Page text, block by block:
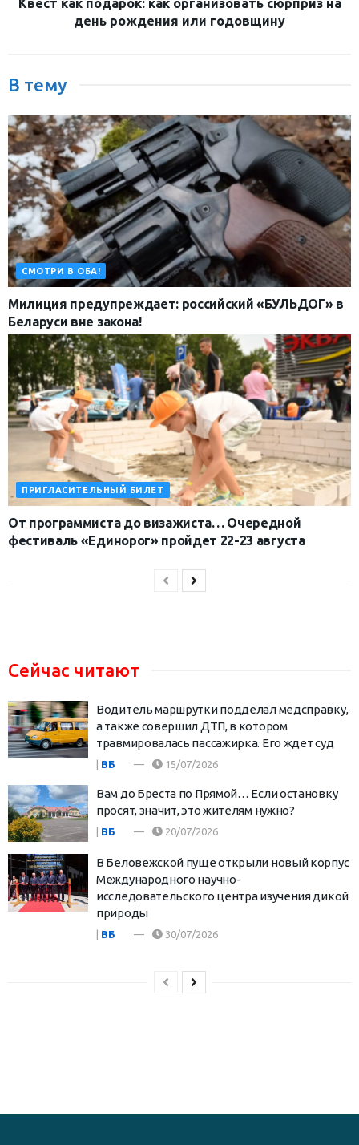
Квест как подарок: как организовать сюрприз на
день рождения или годовщину
В тему
СМОТРИ В ОБА!
Милиция предупреждает: российский «БУЛЬДОГ» в
Беларуси вне закона!
ПРИГЛАСИТЕЛЬНЫЙ БИЛЕТ
От программиста до визажиста… Очередной
фестиваль «Единорог» пройдет 22-23 августа
Сейчас читают
Водитель маршрутки подделал медсправку,
а также совершил ДТП, в котором
травмировалась пассажирка. Его ждет суд
| ВБ 15/07/2026
Вам до Бреста по Прямой… Если остановку
просят, значит, это жителям нужно?
| ВБ 20/07/2026
В Беловежской пуще открыли новый корпус
Международного научно-
исследовательского центра изучения дикой
природы
ВБ 30/07/2026